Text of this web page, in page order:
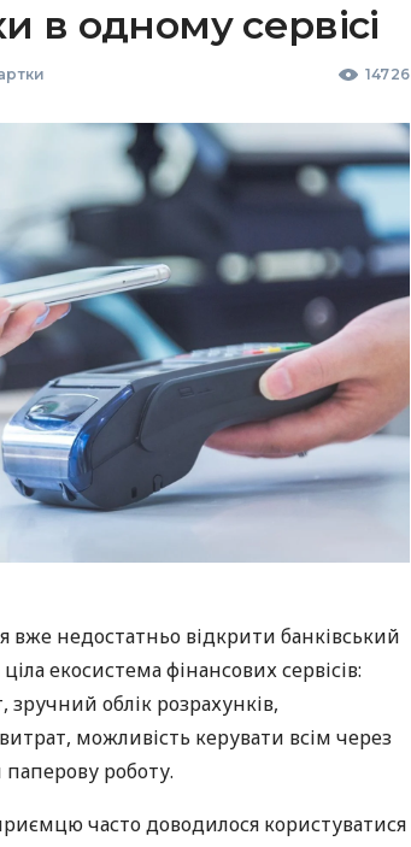
в одному сервісі
14726
вже недостатньо відкрити банківський
екосистема фінансових сервісів:
облік розрахунків,
можливість керувати всім через
роботу.
часто доводилося користуватися